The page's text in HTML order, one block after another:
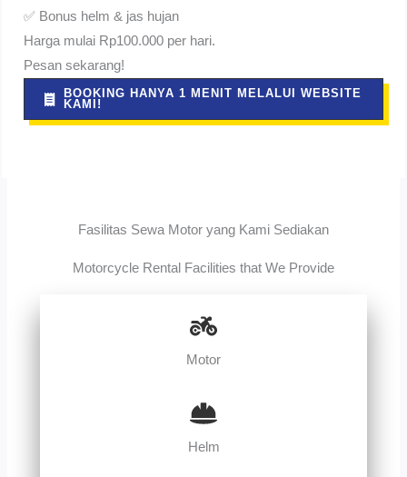
✅ Bonus helm & jas hujan
Harga mulai Rp100.000 per hari.
Pesan sekarang!
BOOKING HANYA 1 MENIT MELALUI WEBSITE
KAMI!
Fasilitas Sewa Motor yang Kami Sediakan
Motorcycle Rental Facilities that We Provide
Motor
Helm